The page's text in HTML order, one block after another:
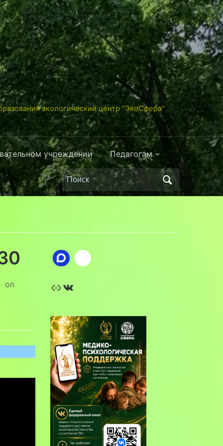
экологический центр "ЭкоСфера"
учреждении Педагогам
Поиск
по:
on Ссылка